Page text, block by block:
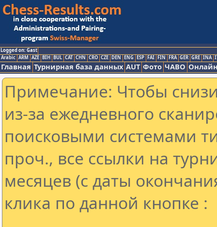
Logged on: Gast
Arabic ARM AZE BIH BUL CAT CHN CRO CZE DEN ENG ESP FAI FIN FRA GER GRE INA
Главная Турнирная база данных AUT Фото ЧАВО
Примечание: Чтобы
из-за ежедневного
поисковыми системами
проч., все ссылки на
месяцев (с даты
клика по данной кнопке :